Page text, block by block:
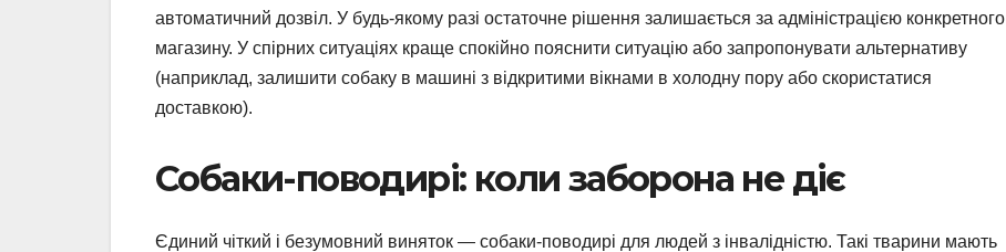
автоматичний дозвіл. У будь-якому разі остаточне рішення залишається за адміністрацією конкретного
магазину. У спірних ситуаціях краще спокійно пояснити ситуацію або запропонувати альтернативу
(наприклад, залишити собаку в машині з відкритими вікнами в холодну пору або скористатися
доставкою).
Собаки-поводирі: коли заборона не діє
Єдиний чіткий і безумовний виняток — собаки-поводирі для людей з інвалідністю. Такі тварини мають